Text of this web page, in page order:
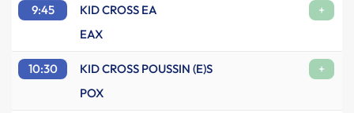
9:45 KID CROSS EA
+
EAX
10:30 KID CROSS POUSSIN (E)S
+
POX